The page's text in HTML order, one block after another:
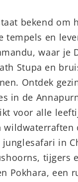
bekend om
tempels en
waar je
Stupa en
Ontdek
in de
voor alle
wildwaterraften
in
tijgers
Pokhara, een